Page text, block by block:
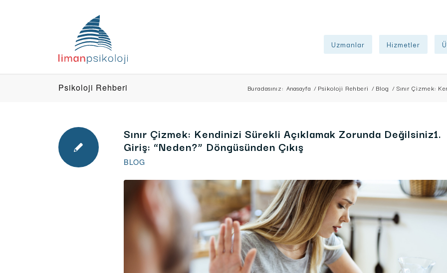
Uzmanlar Hizmetler
Psikoloji Rehberi Buradasınız: Anasayfa / Psikoloji Rehberi / Blog / Sınır Çizmek:
Sınır Çizmek: Kendinizi Sürekli Açıklamak Zorunda Değilsiniz1.
Giriş: “Neden?” Döngüsünden Çıkış
BLOG